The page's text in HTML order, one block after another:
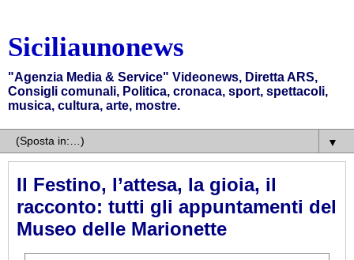
Siciliaunonews
"Agenzia Media & Service" Videonews, Diretta ARS,
Consigli comunali, Politica, cronaca, sport, spettacoli,
musica, cultura, arte, mostre.
▼
Il Festino, l’attesa, la gioia, il
racconto: tutti gli appuntamenti del
Museo delle Marionette